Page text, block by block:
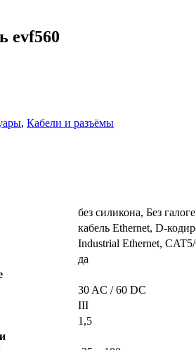
evf560
, Кабели и разъёмы
без силикона, Без
кабель Ethernet, D-
Industrial Ethernet,
да
30 AC / 60 DC
III
1,5